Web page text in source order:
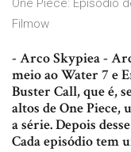
One Piece: Episódio
Filmow
- Arco Skypiea -
meio ao Water 7 e
Buster Call, que é,
altos de One Piece,
a série. Depois
Cada episódio tem